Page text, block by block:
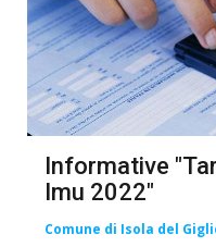
Informative
Imu 2022"
Comune di Isola del